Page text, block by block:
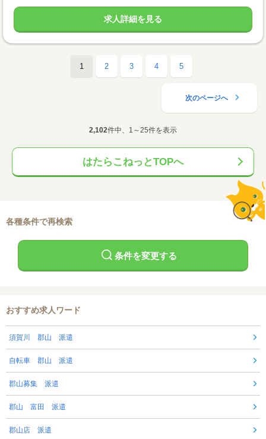
求人詳細を見る
1 2 3 4 5
次のページへ
2,102件中、1～25件を表示
はたらこねっとTOPへ
各種条件で再検索
条件を変更する
おすすめ求人ワード
須賀川 郡山 派遣
自転車 郡山 派遣
郡山募集 派遣
郡山 富田 派遣
郡山店 派遣